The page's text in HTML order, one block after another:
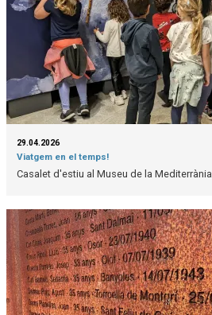
29.04.2026
Viatgem en el temps!
Casalet d'estiu al Museu de la Mediterrània